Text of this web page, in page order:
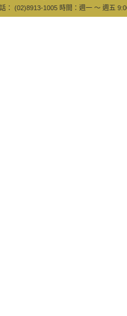
： (02)8913-1005 時間：週一 ～ 週五